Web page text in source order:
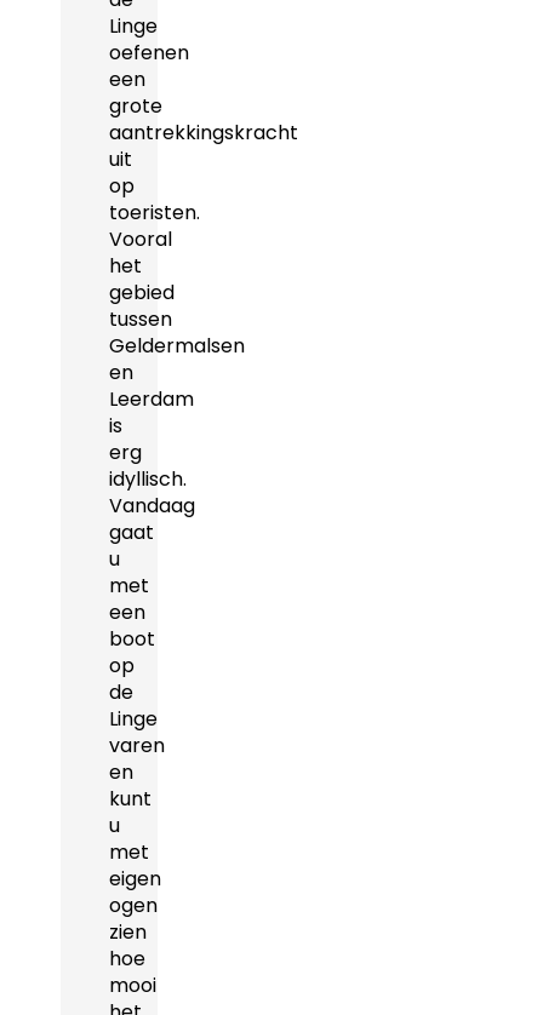
Linge
oefenen
een
grote
aantrekkingskracht
uit
op
toeristen.
Vooral
het
gebied
tussen
Geldermalsen
en
Leerdam
is
erg
idyllisch.
Vandaag
gaat
u
met
een
boot
op
de
Linge
varen
en
kunt
u
met
eigen
ogen
zien
hoe
mooi